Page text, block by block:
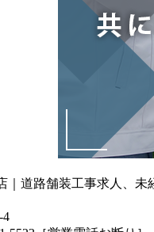
｜道路舗装工事求人、未
4